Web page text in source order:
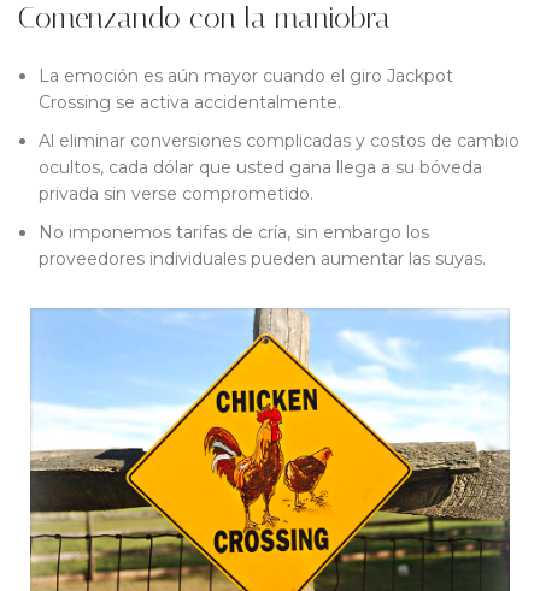
Comenzando con la maniobra
La emoción es aún mayor cuando el giro Jackpot
Crossing se activa accidentalmente.
Al eliminar conversiones complicadas y costos de cambio
ocultos, cada dólar que usted gana llega a su bóveda
privada sin verse comprometido.
No imponemos tarifas de cría, sin embargo los
proveedores individuales pueden aumentar las suyas.